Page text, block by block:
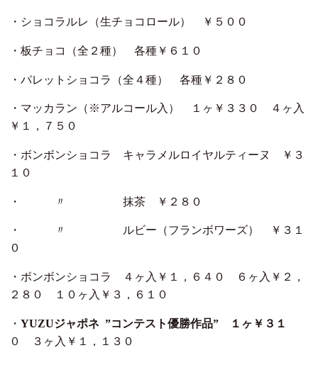
・ショコラルレ（生チョコロール） ￥５００
・板チョコ（全２種） 各種￥６１０
・パレットショコラ（全４種） 各種￥２８０
・マッカラン（※アルコール入） １ヶ￥３３０ ４ヶ入
￥１，７５０
・ボンボンショコラ キャラメルロイヤルティーヌ ￥３
１０
・ 〃 抹茶 ￥２８０
・ 〃 ルビー（フランボワーズ） ￥３１
０
・ボンボンショコラ ４ヶ入￥１，６４０ ６ヶ入￥２，
２８０ １０ヶ入￥３，６１０
・YUZUジャポネ ”コンテスト優勝作品” １ヶ￥３１
０ ３ヶ入￥１，１３０